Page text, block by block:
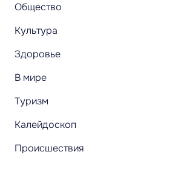
Общество
Культура
Здоровье
В мире
Туризм
Калейдоскоп
Происшествия